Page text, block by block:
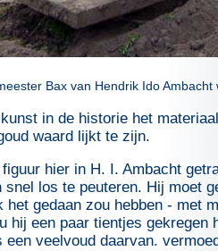
Bax van Hendrik Ido Ambacht
in de historie het
waard lijkt te zijn.
hier in H. I. Ambacht
los te peuteren. Hij moet
gedaan zou hebben - met
hij een paar tientjes gekregen
veelvoud daarvan.